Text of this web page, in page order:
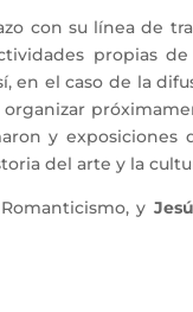
con su línea de
propias
en el caso de la
y
del arte y la
y